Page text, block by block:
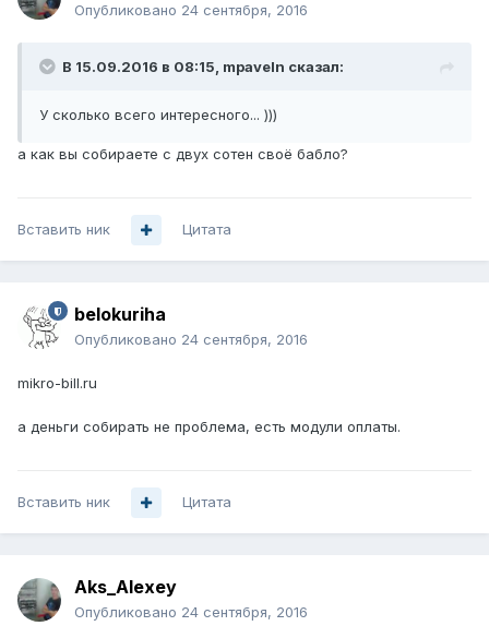
Опубликовано 24 сентября, 2016
В 15.09.2016 в 08:15, mpaveln сказал:
У сколько всего интересного... )))
а как вы собираете с двух сотен своё бабло?
Вставить ник Цитата
belokuriha
Опубликовано 24 сентября, 2016
mikro-bill.ru
а деньги собирать не проблема, есть модули оплаты.
Вставить ник Цитата
Aks_Alexey
Опубликовано 24 сентября, 2016